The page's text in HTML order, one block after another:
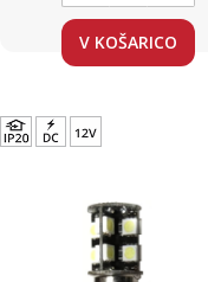
V KOŠARICO